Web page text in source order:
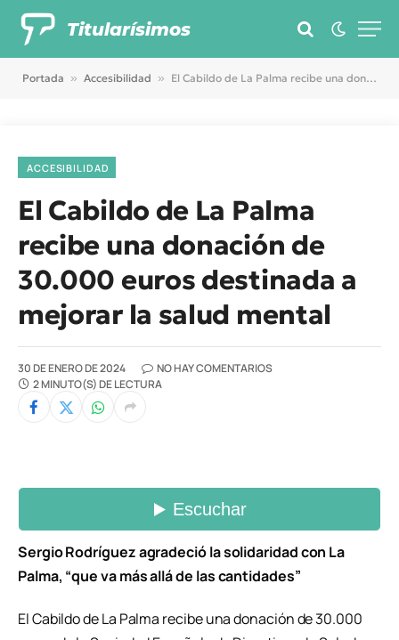
Titularísimos
Portada » Accesibilidad » El Cabildo de La Palma recibe una donación de 30.000 euros destinada a mejorar la salud mental
ACCESIBILIDAD
El Cabildo de La Palma
recibe una donación de
30.000 euros destinada a
mejorar la salud mental
30 DE ENERO DE 2024
NO HAY COMENTARIOS
2 MINUTO(S) DE LECTURA
Sergio Rodríguez agradeció la solidaridad con La
Palma, “que va más allá de las cantidades”
El Cabildo de La Palma recibe una donación de 30.000